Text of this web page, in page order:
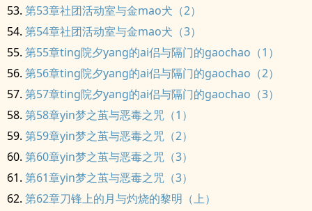
第53章社团活动室与金mao犬（2）
第54章社团活动室与金mao犬（3）
第55章ting院夕yang的ai侣与隔门的gaochao（1）
第56章ting院夕yang的ai侣与隔门的gaochao（2）
第57章ting院夕yang的ai侣与隔门的gaochao（3）
第58章yin梦之茧与恶毒之咒（1）
第59章yin梦之茧与恶毒之咒（2）
第60章yin梦之茧与恶毒之咒（3）
第61章yin梦之茧与恶毒之咒（3）
第62章刀锋上的月与灼烧的黎明（上）